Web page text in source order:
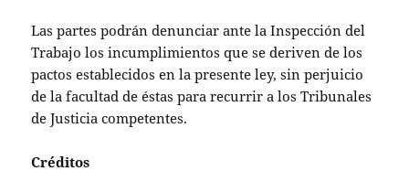
Las partes podrán denunciar ante la Inspección del
Trabajo los incumplimientos que se deriven de los
pactos establecidos en la presente ley, sin perjuicio
de la facultad de éstas para recurrir a los Tribunales
de Justicia competentes.
Créditos